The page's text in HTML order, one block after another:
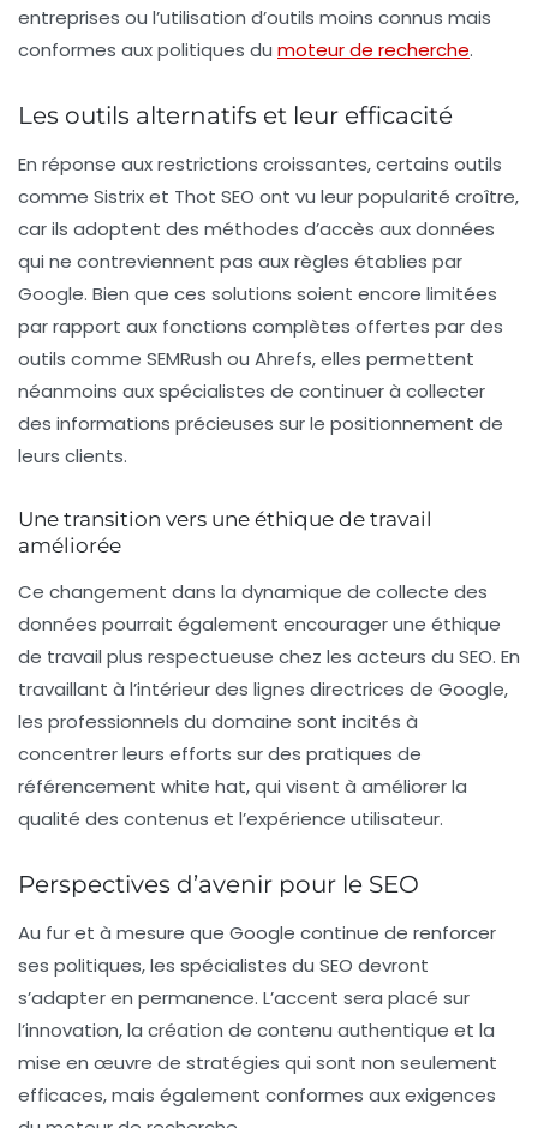
entreprises ou l’utilisation d’outils moins connus mais
conformes aux politiques du moteur de recherche.
Les outils alternatifs et leur efficacité
En réponse aux restrictions croissantes, certains outils
comme Sistrixet Thot SEO ont vu leur popularité croître,
car ils adoptent des méthodes d’accès aux données
qui ne contreviennent pas aux règles établies par
Google. Bien que ces solutions soient encore limitées
par rapport aux fonctions complètes offertes par des
outils comme SEMRush ou Ahrefs, elles permettent
néanmoins aux spécialistes de continuer à collecter
des informations précieuses sur le positionnement de
leurs clients.
Une transition vers une éthique de travail
améliorée
Ce changement dans la dynamique de collecte des
données pourrait également encourager une éthique
de travail plus respectueuse chez les acteurs du SEO. En
travaillant à l’intérieur des lignes directrices de Google,
les professionnels du domaine sont incités à
concentrer leurs efforts sur des pratiques de
référencement white hat, qui visent à améliorer la
qualité des contenus et l’expérience utilisateur.
Perspectives d’avenir pour le SEO
Au fur et à mesure que Google continue de renforcer
ses politiques, les spécialistes du SEO devront
s’adapter en permanence. L’accent sera placé sur
l’innovation, la création de contenu authentique et la
mise en œuvre de stratégies qui sont non seulement
efficaces, mais également conformes aux exigences